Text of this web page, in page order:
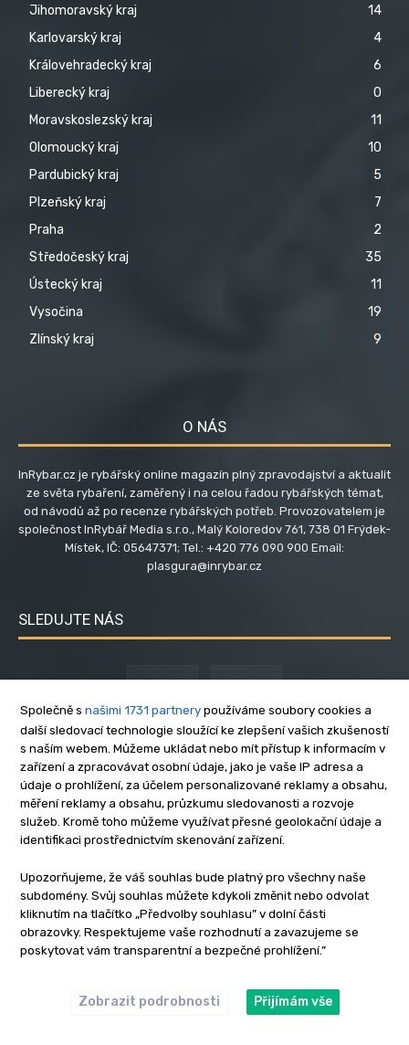
Jihomoravský kraj
14
Karlovarský kraj
4
Královehradecký kraj
6
Liberecký kraj
0
Moravskoslezský kraj
11
Olomoucký kraj
10
Pardubický kraj
5
Plzeňský kraj
7
Praha
2
Středočeský kraj
35
Ústecký kraj
11
Vysočina
19
Zlínský kraj
9
O NÁS
InRybar.cz je rybářský online magazín plný zpravodajství a aktualit
ze světa rybaření, zaměřený i na celou řadou rybářských témat,
od návodů až po recenze rybářských potřeb. Provozovatelem je
společnost InRybář Media s.r.o., Malý Koloredov 761, 738 01 Frýdek-
Místek, IČ: 05647371; Tel.: +420 776 090 900 Email:
plasgura@inrybar.cz
SLEDUJTE NÁS
NEWSLETTER
Přihlásit se
Zásady zpracování osobních údajů
Společně s našimi 1731 partnery používáme soubory cookies a
další sledovací technologie sloužící ke zlepšení vašich zkušeností
s naším webem. Můžeme ukládat nebo mít přístup k informacím v
zařízení a zpracovávat osobní údaje, jako je vaše IP adresa a
údaje o prohlížení, za účelem personalizované reklamy a obsahu,
měření reklamy a obsahu, průzkumu sledovanosti a rozvoje
služeb. Kromě toho můžeme využívat přesné geolokační údaje a
identifikaci prostřednictvím skenování zařízení.
Upozorňujeme, že váš souhlas bude platný pro všechny naše
subdomény. Svůj souhlas můžete kdykoli změnit nebo odvolat
kliknutím na tlačítko „Předvolby souhlasu” v dolní části
obrazovky. Respektujeme vaše rozhodnutí a zavazujeme se
poskytovat vám transparentní a bezpečné prohlížení.”
Zobrazit podrobnosti Přijímám vše